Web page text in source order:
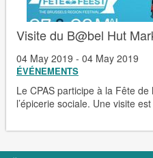
Visite du B@bel Hut
04 May 2019 - 04 May 2019
ÉVÉNEMENTS
Le CPAS participe à la Fête
l’épicerie sociale. Une visite